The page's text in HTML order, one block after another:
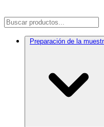
Preparación de la